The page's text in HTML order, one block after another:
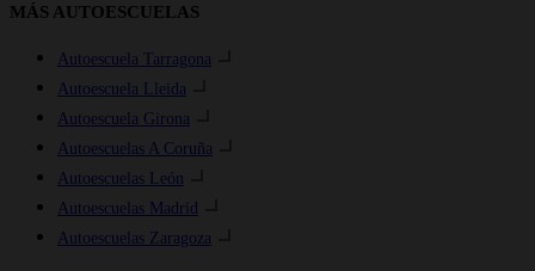
MÁS AUTOESCUELAS
Autoescuela Tarragona
Autoescuela Lleida
Autoescuela Girona
Autoescuelas A Coruña
Autoescuelas León
Autoescuelas Madrid
Autoescuelas Zaragoza